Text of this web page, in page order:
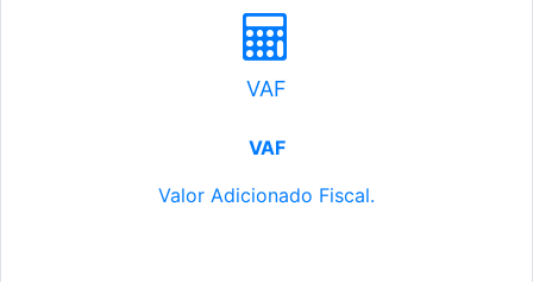
VAF
VAF
Valor Adicionado Fiscal.